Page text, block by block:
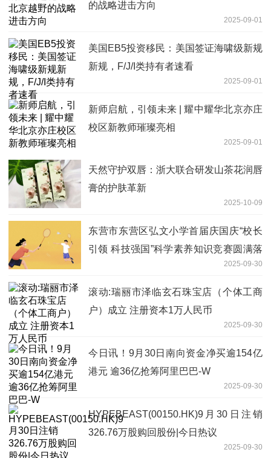
的战略进击方向
2025-09-01
美国EB5投资移民：美国签证海啸级新规
新规，F/J/I类持有者速看
2025-09-01
新师启航，引领未来 | 耀中耀华北京亦庄
校区新教师璀璨亮相
2025-09-01
天然守护双唇：浙大联合研发山茶花润唇
膏的护肤革新
2025-10-09
东营市东营区弘文小学首届庆国庆“校长
引领 科技强国”科学素养知识竞赛圆满落
2025-09-30
滚动:瑞丽市泽临玄石珠宝店（个体工商
户）成立 注册资本1万人民币
2025-09-30
今日讯！9月30日南向资金净买逾154亿
港元 逾36亿抢筹阿里巴巴-W
2025-09-30
HYPEBEAST(00150.HK)9月30日注销
326.76万股购回股份|今日热议
2025-09-30